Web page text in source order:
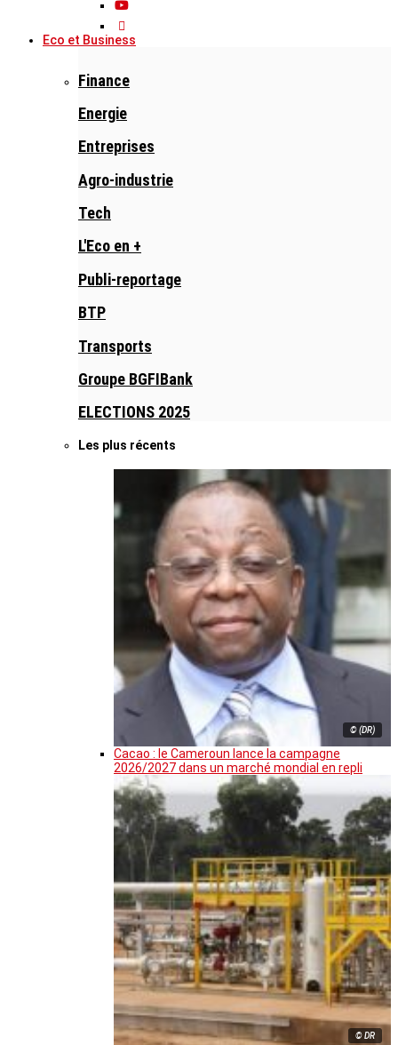
Eco et Business
Finance
Energie
Entreprises
Agro-industrie
Tech
L'Eco en +
Publi-reportage
BTP
Transports
Groupe BGFIBank
ELECTIONS 2025
Les plus récents
© (DR)
Cacao : le Cameroun lance la campagne
2026/2027 dans un marché mondial en repli
© DR